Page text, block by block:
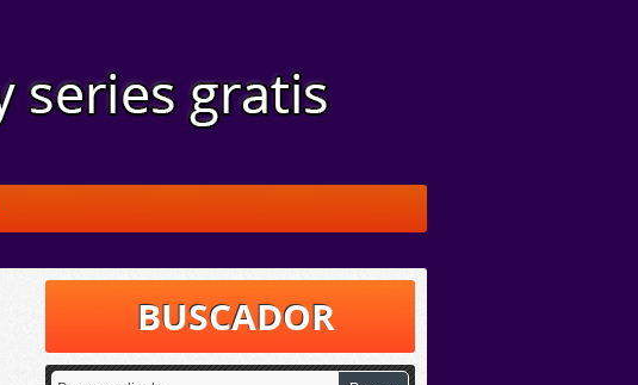
BUSCADOR